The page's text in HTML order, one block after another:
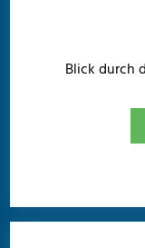
Blick durch